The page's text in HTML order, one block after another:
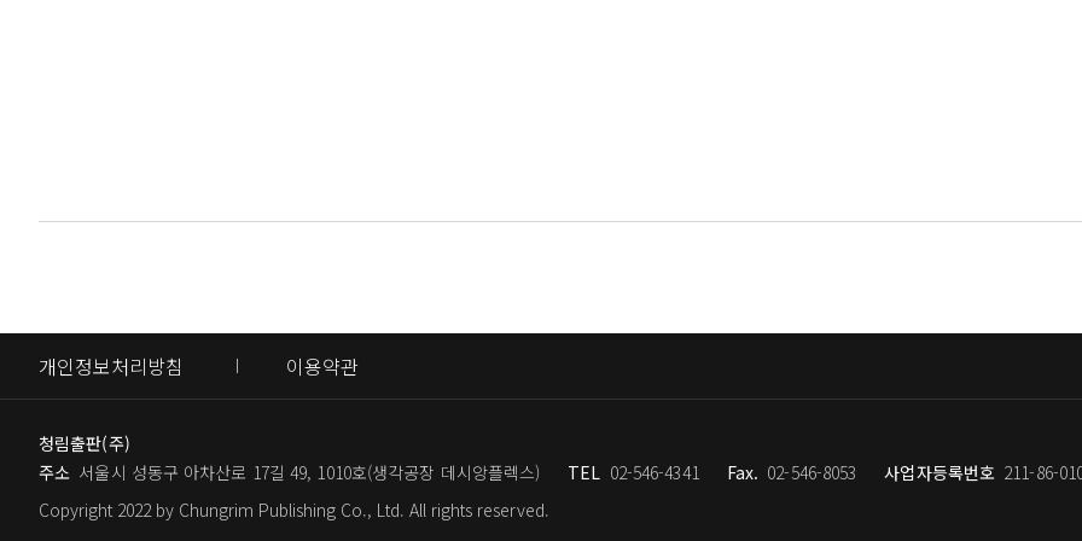
개인정보처리방침 이용약관
청림출판(주)
주소 서울시 성동구 아차산로 17길 49, 1010호(생각공장 데시앙플렉스) TEL 02-546-4341 Fax. 02-546-8053 사업자등록번호 211-86-
Copyright 2022 by Chungrim Publishing Co., Ltd. All rights reserved.